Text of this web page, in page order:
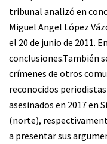
tribunal analizó en
Miguel Angel López
el 20 de junio de 2011.
conclusiones.También
crímenes de otros
reconocidos
asesinados en 2017 en
(norte),
a presentar sus